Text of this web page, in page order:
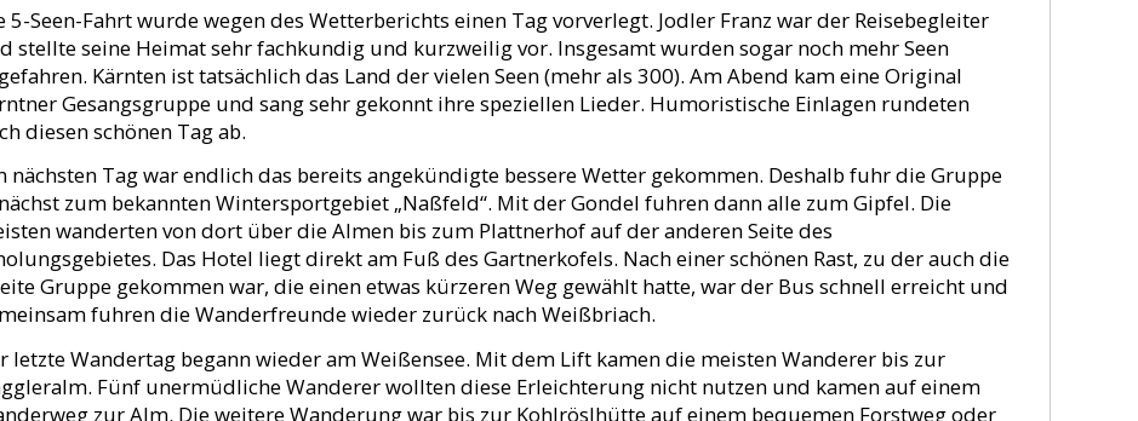
5-Seen-Fahrt wurde wegen des Wetterberichts einen Tag vorverlegt. Jodler Franz war der Reisebegleiter
stellte seine Heimat sehr fachkundig und kurzweilig vor. Insgesamt wurden sogar noch mehr Seen
Kärnten ist tatsächlich das Land der vielen Seen (mehr als 300). Am Abend kam eine Original
Gesangsgruppe und sang sehr gekonnt ihre speziellen Lieder. Humoristische Einlagen rundeten
diesen schönen Tag ab.
nächsten Tag war endlich das bereits angekündigte bessere Wetter gekommen. Deshalb fuhr die Gruppe
zum bekannten Wintersportgebiet „Naßfeld“. Mit der Gondel fuhren dann alle zum Gipfel. Die
wanderten von dort über die Almen bis zum Plattnerhof auf der anderen Seite des
Das Hotel liegt direkt am Fuß des Gartnerkofels. Nach einer schönen Rast, zu der auch die
Gruppe gekommen war, die einen etwas kürzeren Weg gewählt hatte, war der Bus schnell erreicht und
fuhren die Wanderfreunde wieder zurück nach Weißbriach.
letzte Wandertag begann wieder am Weißensee. Mit dem Lift kamen die meisten Wanderer bis zur
Fünf unermüdliche Wanderer wollten diese Erleichterung nicht nutzen und kamen auf einem
zur Alm. Die weitere Wanderung war bis zur Kohlröslhütte auf einem bequemen Forstweg oder